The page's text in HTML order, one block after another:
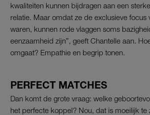
kwaliteiten kunnen bijdragen aan een
relatie. Maar omdat ze de exclusieve focus
waren, kunnen rode vlaggen soms
eenzaamheid zijn”, geeft Chantelle aan.
omgaat? Empathie en begrip tonen.
PERFECT MATCHES
Dan komt de grote vraag: welke
het perfecte koppel? Nou, dat is moeilijk te